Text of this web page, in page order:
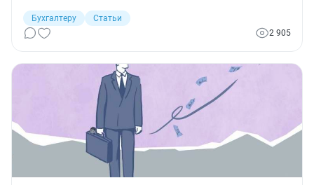
11.03.2022 № 03-04-05/18004 и от 27.05.2022 № 03-04-
06/50079. Кто виноват и что делать в ситуации правовой
неопределенности?
Бухгалтеру
Статьи
2 905